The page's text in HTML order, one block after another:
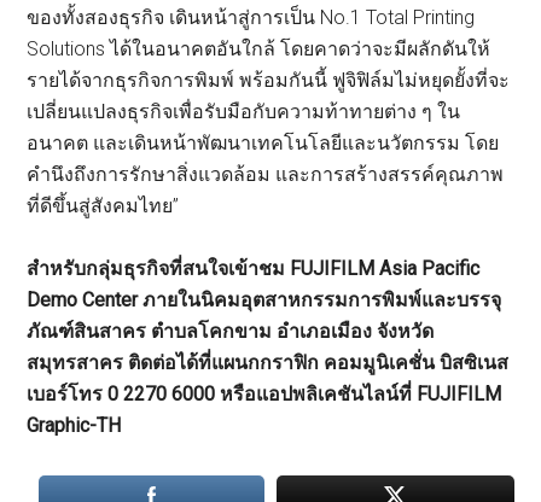
ของทั้งสองธุรกิจ เดินหน้าสู่การเป็น No.1 Total Printing
Solutions ได้ในอนาคตอันใกล้ โดยคาดว่าจะมีผลักดันให้
รายได้จากธุรกิจการพิมพ์ พร้อมกันนี้ ฟูจิฟิล์มไม่หยุดยั้งที่จะ
เปลี่ยนแปลงธุรกิจเพื่อรับมือกับความท้าทายต่าง ๆ ใน
อนาคต และเดินหน้าพัฒนาเทคโนโลยีและนวัตกรรม โดย
คำนึงถึงการรักษาสิ่งแวดล้อม และการสร้างสรรค์คุณภาพ
ที่ดีขึ้นสู่สังคมไทย”
สำหรับกลุ่มธุรกิจที่สนใจเข้าชม FUJIFILM Asia Pacific
Demo Center ภายในนิคมอุตสาหกรรมการพิมพ์และบรรจุ
ภัณฑ์สินสาคร ตำบลโคกขาม อำเภอเมือง จังหวัด
สมุทรสาคร ติดต่อได้ที่แผนกกราฟิก คอมมูนิเคชั่น บิสซิเนส
เบอร์โทร 0 2270 6000 หรือแอปพลิเคชันไลน์ที่ FUJIFILM
Graphic-TH